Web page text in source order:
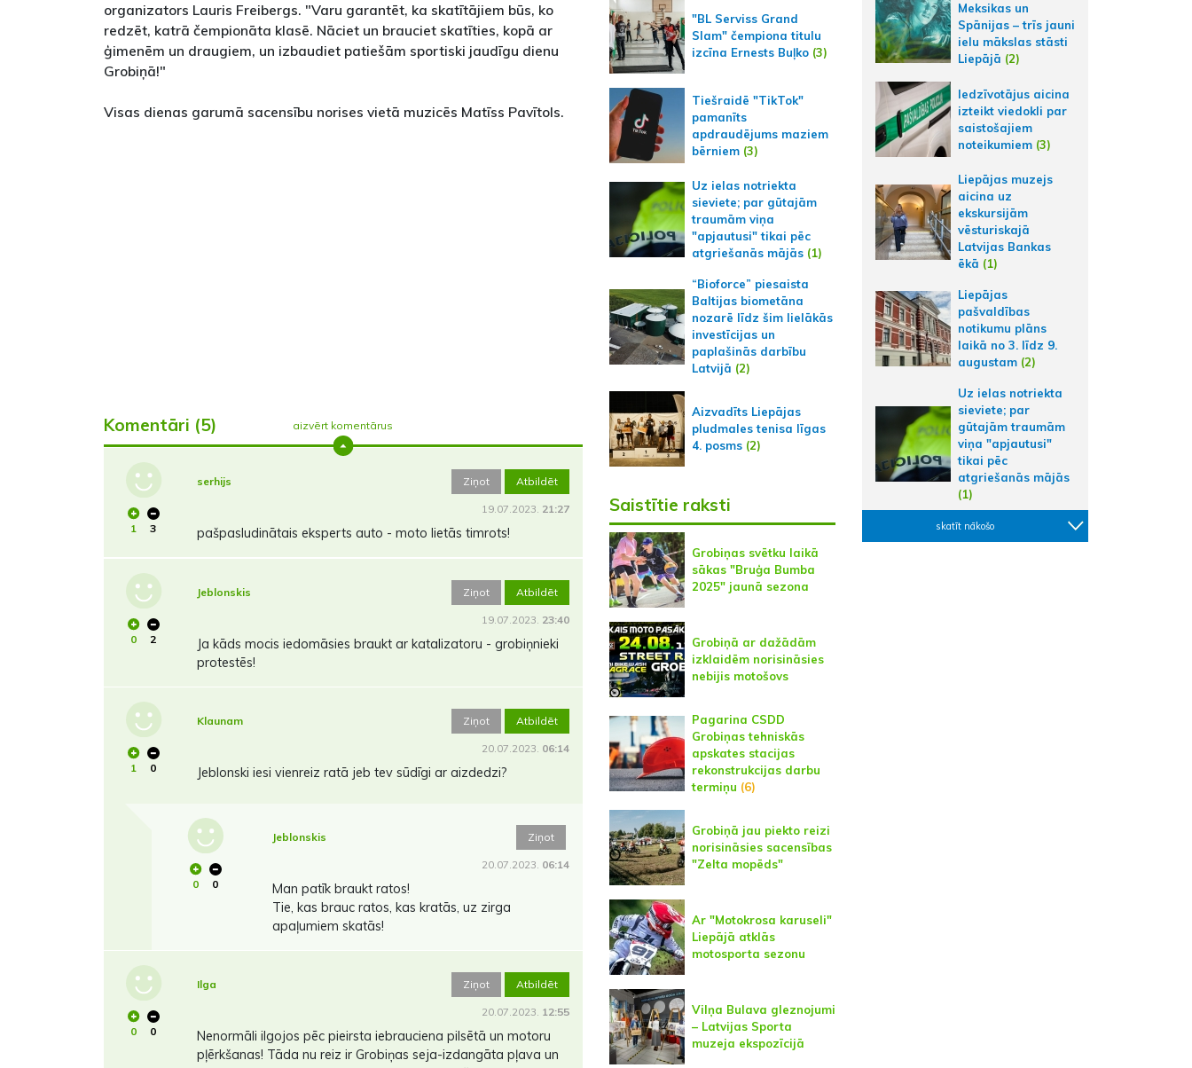
organizators Lauris Freibergs. "Varu garantēt, ka skatītājiem būs, ko
redzēt, katrā čempionāta klasē. Nāciet un brauciet skatīties, kopā ar
ģimenēm un draugiem, un izbaudiet patiešām sportiski jaudīgu dienu
Grobiņā!"
Visas dienas garumā sacensību norises vietā muzicēs Matīss Pavītols.
Komentāri (5) aizvērt komentārus
1 3
serhijs Ziņot Atbildēt
19.07.2023. 21:27
pašpasludinātais eksperts auto - moto lietās timrots!
0 2
Jeblonskis Ziņot Atbildēt
19.07.2023. 23:40
Ja kāds mocis iedomāsies braukt ar katalizatoru - grobiņnieki
protestēs!
1 0
Klaunam Ziņot Atbildēt
20.07.2023. 06:14
Jeblonski iesi vienreiz ratā jeb tev sūdīgi ar aizdedzi?
0 0
Jeblonskis Ziņot
20.07.2023. 06:14
Man patīk braukt ratos!
Tie, kas brauc ratos, kas kratās, uz zirga
apaļumiem skatās!
0 0
Ilga Ziņot Atbildēt
20.07.2023. 12:55
Nenormāli ilgojos pēc pieirsta iebrauciena pilsētā un motoru
pļērkšanas! Tāda nu reiz ir Grobiņas seja-izdangāta pļava un
"BL Serviss Grand
Slam" čempiona titulu
izcīna Ernests Buļko(3)
Tiešraidē "TikTok"
pamanīts
apdraudējums maziem
bērniem(3)
Uz ielas notriekta
sieviete; par gūtajām
traumām viņa
"apjautusi" tikai pēc
atgriešanās mājās(1)
“Bioforce” piesaista
Baltijas biometāna
nozarē līdz šim lielākās
investīcijas un
paplašinās darbību
Latvijā (2)
Aizvadīts Liepājas
pludmales tenisa līgas
4. posms(2)
Saistītie raksti
Grobiņas svētku laikā
sākas "Bruģa Bumba
2025" jaunā sezona
Grobiņā ar dažādām
izklaidēm norisināsies
nebijis motošovs
Pagarina CSDD
Grobiņas tehniskās
apskates stacijas
rekonstrukcijas darbu
termiņu (6)
Grobiņā jau piekto reizi
norisināsies sacensības
"Zelta mopēds"
Ar "Motokrosa karuseli"
Liepājā atklās
motosporta sezonu
Vilņa Bulava gleznojumi
– Latvijas Sporta
muzeja ekspozīcijā
Meksikas un
Spānijas – trīs jauni
ielu mākslas stāsti
Liepājā (2)
Iedzīvotājus aicina
izteikt viedokli par
saistošajiem
noteikumiem (3)
Liepājas muzejs
aicina uz
ekskursijām
vēsturiskajā
Latvijas Bankas
ēkā (1)
Liepājas
pašvaldības
notikumu plāns
laikā no 3. līdz 9.
augustam (2)
Uz ielas notriekta
sieviete; par
gūtajām traumām
viņa "apjautusi"
tikai pēc
atgriešanās mājās
(1)
skatīt nākošo